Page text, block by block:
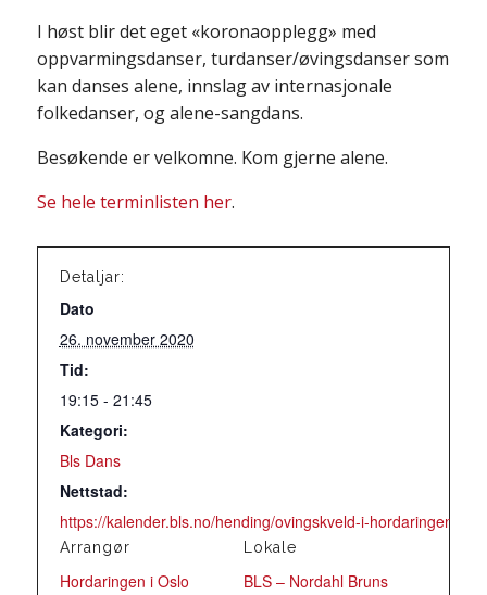
I høst blir det eget «koronaopplegg» med
oppvarmingsdanser, turdanser/øvingsdanser som
kan danses alene, innslag av internasjonale
folkedanser, og alene-sangdans.
Besøkende er velkomne. Kom gjerne alene.
Se hele terminlisten her.
Detaljar:
Dato
26. november 2020
Tid:
19:15 - 21:45
Kategori:
Bls Dans
Nettstad:
https://kalender.bls.no/hending/ovingskveld-i-hordaringen-10/
Lokale
BLS – Nordahl Bruns
Arrangør
Hordaringen i Oslo